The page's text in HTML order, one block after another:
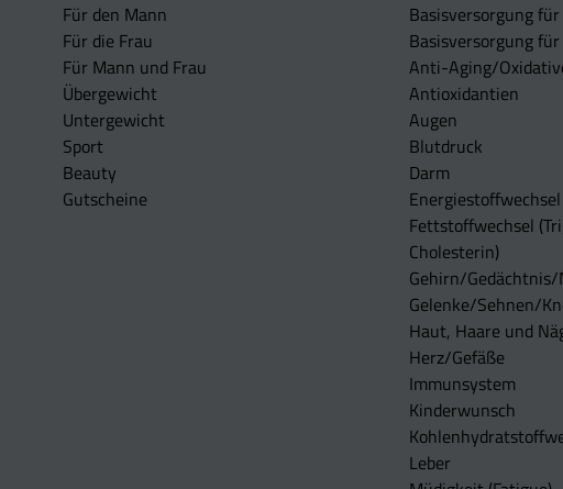
Für den Mann
Für die Frau
Für Mann und Frau
Übergewicht
Untergewicht
Sport
Beauty
Gutscheine
Basisversorgung
Basisversorgung
Anti-Aging/
Antioxidantien
Augen
Blutdruck
Darm
Energiestoffwechsel
Fettstoffwechsel
Cholesterin)
Gehirn/Gedächtnis/
Gelenke/Sehnen/
Haut, Haare und
Herz/Gefäße
Immunsystem
Kinderwunsch
Leber